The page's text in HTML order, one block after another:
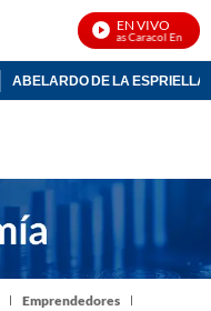
EN VIVO
Noticias Caracol En Vivo
ABELARDO DE LA ESPRIELLA
Emprendedores